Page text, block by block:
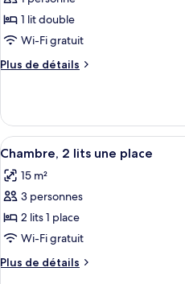
pour
ce
type
de
Chambre
Simple
1 lit double
Wi-Fi gratuit
Plus de détails
Plus
le
type
de
Chambre
Simple
Afficher
toutes
les
photos
pour
ce
type
de
3
Chambre, 2 lits une place
15 m²
3 personnes
2 lits 1 place
Wi-Fi gratuit
Plus de détails
Plus